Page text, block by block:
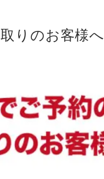
りのお客様へ